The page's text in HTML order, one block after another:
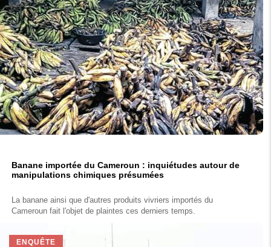
Banane importée du Cameroun : inquiétudes autour de
manipulations chimiques présumées
La banane ainsi que d'autres produits vivriers importés du
Cameroun fait l'objet de plaintes ces derniers temps.
ENQUÊTE